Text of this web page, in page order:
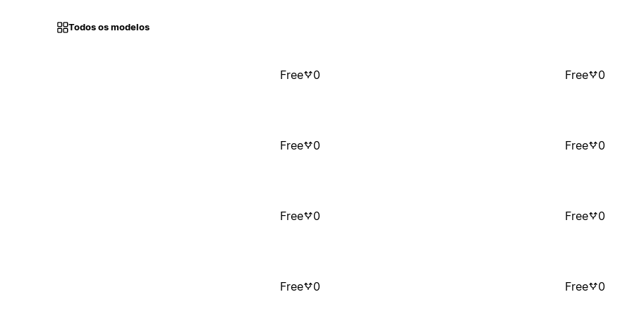
Todos os modelos
Free 0 Free 0
Free 0 Free 0
Free 0 Free 0
Free 0 Free 0